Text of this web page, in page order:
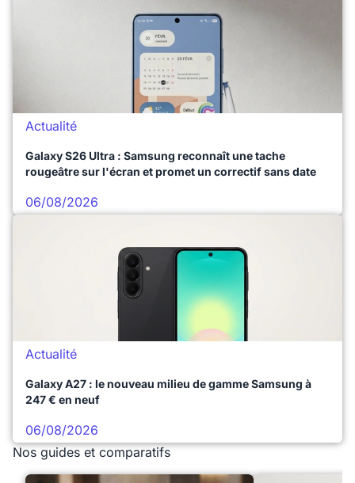
Actualité
Galaxy S26 Ultra : Samsung reconnaît une tache
rougeâtre sur l'écran et promet un correctif sans date
06/08/2026
Actualité
Galaxy A27 : le nouveau milieu de gamme Samsung à
247 € en neuf
06/08/2026
Nos guides et comparatifs